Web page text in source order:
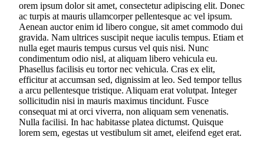
orem ipsum dolor sit amet, consectetur adipiscing elit. Donec
ac turpis at mauris ullamcorper pellentesque ac vel ipsum.
Aenean auctor enim id libero congue, sit amet commodo dui
gravida. Nam ultrices suscipit neque iaculis tempus. Etiam et
nulla eget mauris tempus cursus vel quis nisi. Nunc
condimentum odio nisl, at aliquam libero vehicula eu.
Phasellus facilisis eu tortor nec vehicula. Cras ex elit,
efficitur at accumsan sed, dignissim at leo. Sed tempor tellus
a arcu pellentesque tristique. Aliquam erat volutpat. Integer
sollicitudin nisi in mauris maximus tincidunt. Fusce
consequat mi at orci viverra, non aliquam sem venenatis.
Nulla facilisi. In hac habitasse platea dictumst. Quisque
lorem sem, egestas ut vestibulum sit amet, eleifend eget erat.